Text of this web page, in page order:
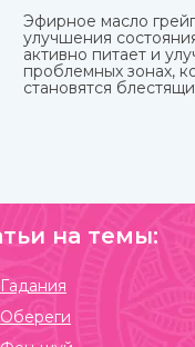
Эфирное масло
улучшения
активно питает и
проблемных зонах,
становятся
на темы:
Гадания
Обереги